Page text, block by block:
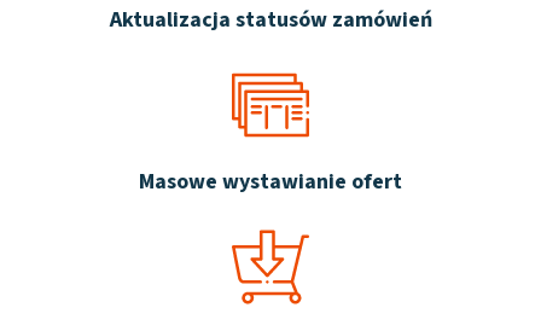
Aktualizacja statusów zamówień
Masowe wystawianie ofert